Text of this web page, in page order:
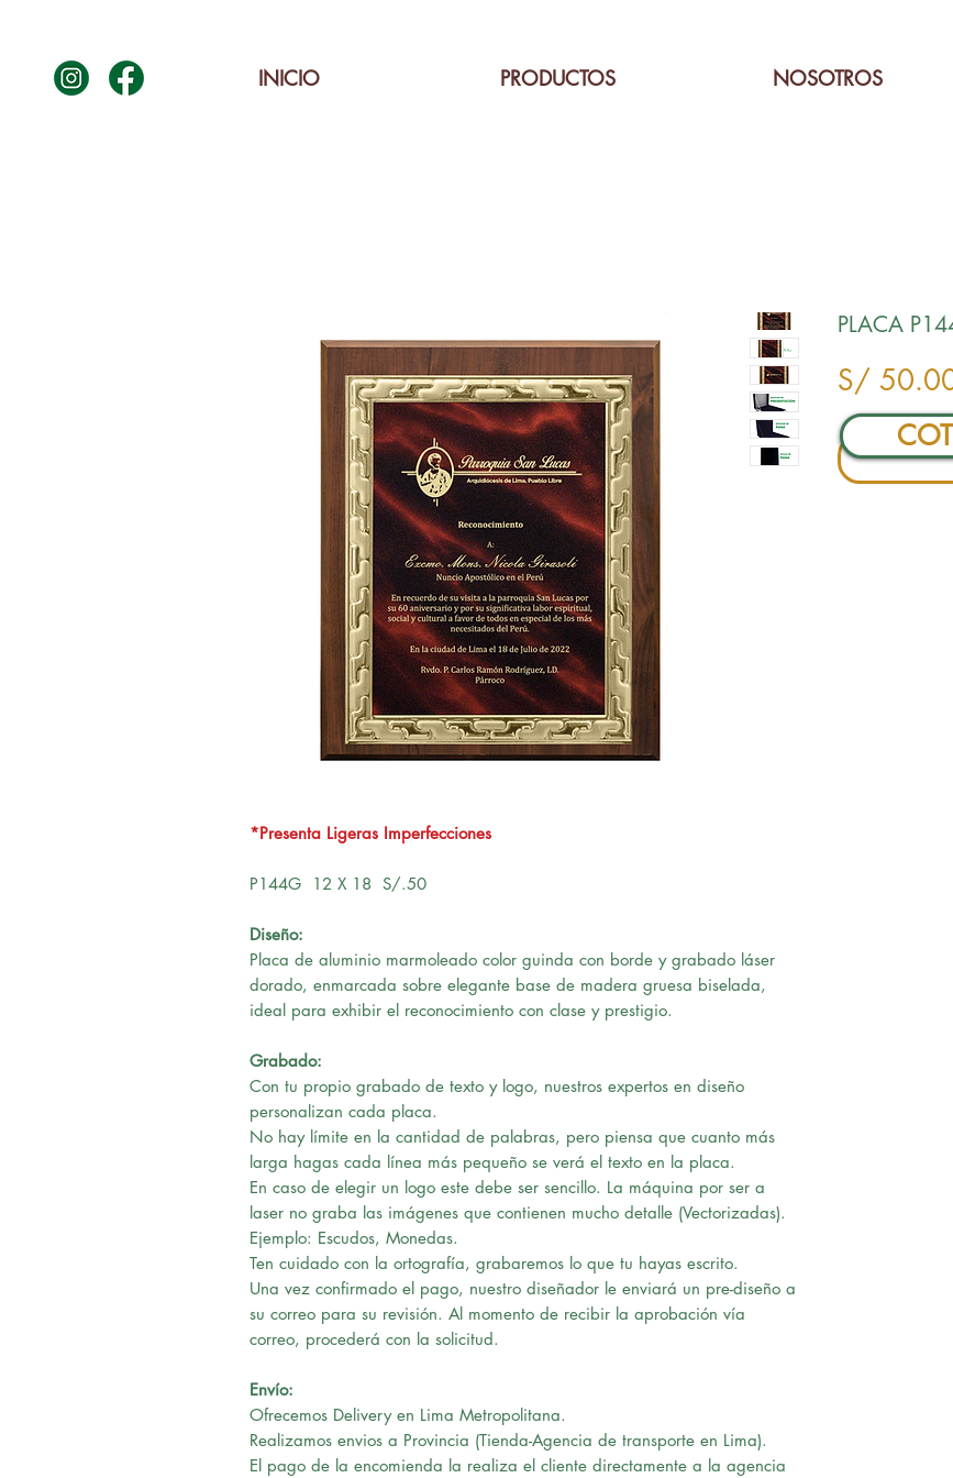
INICIO PRODUCTOS NOSOTROS
*Presenta Ligeras Imperfecciones
P144G 12 X 18 S/.50
Diseño:
Placa de aluminio marmoleado color guinda con borde y grabado láser
dorado, enmarcada sobre elegante base de madera gruesa biselada,
ideal para exhibir el reconocimiento con clase y prestigio.
Grabado:
Con tu propio grabado de texto y logo, nuestros expertos en diseño
personalizan cada placa.
No hay límite en la cantidad de palabras, pero piensa que cuanto más
larga hagas cada línea más pequeño se verá el texto en la placa.
En caso de elegir un logo este debe ser sencillo. La máquina por ser a
laser no graba las imágenes que contienen mucho detalle (Vectorizadas).
Ejemplo: Escudos, Monedas.
Ten cuidado con la ortografía, grabaremos lo que tu hayas escrito.
Una vez confirmado el pago, nuestro diseñador le enviará un pre-diseño a
su correo para su revisión. Al momento de recibir la aprobación vía
correo, procederá con la solicitud.
Envío:
Ofrecemos Delivery en Lima Metropolitana.
Realizamos envios a Provincia (Tienda-Agencia de transporte en Lima).
El pago de la encomienda la realiza el cliente directamente a la agencia
PLACA
S/